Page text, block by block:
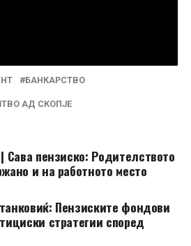
БАНКАРСТВО
АД СКОПЈЕ
Сава пензиско: Родителството
и на работното место
Пензиските фондови
стратегии според